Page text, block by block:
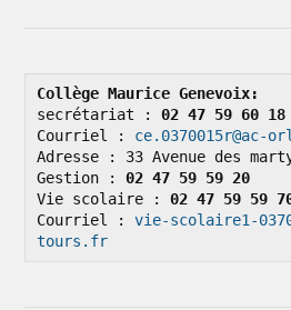
Collège Maurice Genevoix:
secrétariat : 02 47 59 60 18
Courriel : ce.0370015r@ac-
Adresse : 33 Avenue des
Gestion : 02 47 59 59 20
Vie scolaire : 02 47 59 59
Courriel : vie-scolaire1-
tours.fr